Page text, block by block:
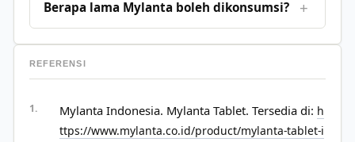
Berapa lama Mylanta boleh dikonsumsi? +
REFERENSI
Mylanta Indonesia. Mylanta Tablet. Tersedia di: h
ttps://www.mylanta.co.id/product/mylanta-tablet-i